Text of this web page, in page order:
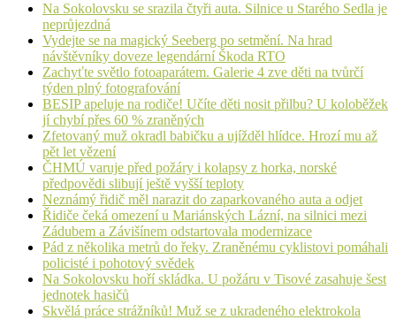
Na Sokolovsku se srazila čtyři auta. Silnice u Starého Sedla je
neprůjezdná
Vydejte se na magický Seeberg po setmění. Na hrad
návštěvníky doveze legendární Škoda RTO
Zachyťte světlo fotoaparátem. Galerie 4 zve děti na tvůrčí
týden plný fotografování
BESIP apeluje na rodiče! Učíte děti nosit přilbu? U koloběžek
jí chybí přes 60 % zraněných
Zfetovaný muž okradl babičku a ujížděl hlídce. Hrozí mu až
pět let vězení
ČHMÚ varuje před požáry i kolapsy z horka, norské
předpovědi slibují ještě vyšší teploty
Neznámý řidič měl narazit do zaparkovaného auta a odjet
Řidiče čeká omezení u Mariánských Lázní, na silnici mezi
Zádubem a Závišínem odstartovala modernizace
Pád z několika metrů do řeky. Zraněnému cyklistovi pomáhali
policisté i pohotový svědek
Na Sokolovsku hoří skládka. U požáru v Tisové zasahuje šest
jednotek hasičů
Skvělá práce strážníků! Muž se z ukradeného elektrokola